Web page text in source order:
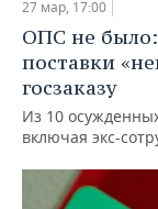
27 мар, 17:00
ОПС не было:
поставки
госзаказу
Из 10
включая экс-